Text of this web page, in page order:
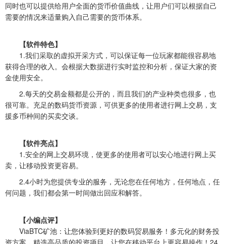
同时也可以提供给用户全面的货币价值曲线，让用户们可以根据自己
需要的情况来适量购入自己需要的货币体系。
【软件特色】
1.我们采取的虚拟开采方式，可以保证每一位玩家都能很容易地
获得合理的收入。会根据大数据进行实时监控和分析，保证大家的资
金使用安全。
2.每天的交易金额都是公开的，而且我们的产业种类也很多，也
很可靠。充足的数码货币资源，可供更多的使用者进行网上交易，支
援多币种间的买卖交谈。
【软件亮点】
1.安全的网上交易环境，使更多的使用者可以安心地进行网上买
卖，让移动投资更容易。
2.4小时为您提供专业的服务，无论您在任何地方，任何地点，任
何问题，我们都会第一时间做出回应和解答。
【小编点评】
ViaBTC矿池：让您体验到更好的数码贸易服务！多元化的财务投
资方案，精选高品质的投资项目，让您在移动平台上更容易操作！24